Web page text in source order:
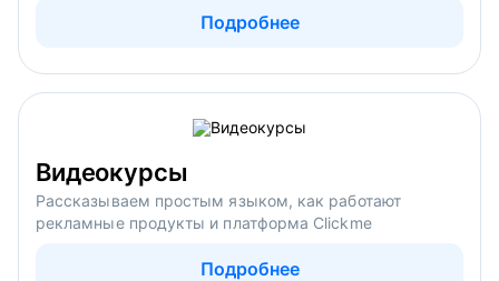
Подробнее
Видеокурсы
Рассказываем простым языком, как работают
рекламные продукты и платформа Clickme
Подробнее